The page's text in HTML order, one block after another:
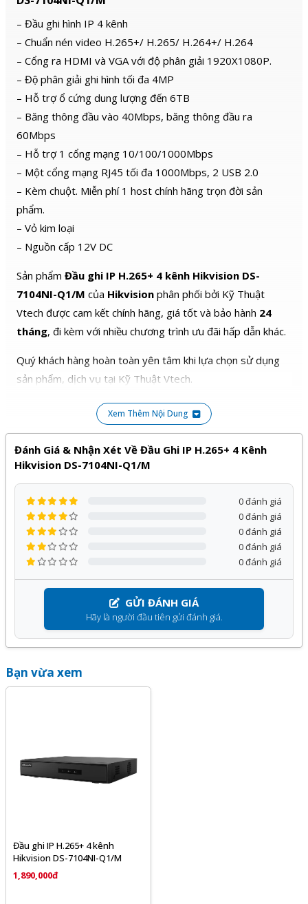
– Đầu ghi hình IP 4 kênh
– Chuẩn nén video H.265+/ H.265/ H.264+/ H.264
– Cổng ra HDMI và VGA với độ phân giải 1920X1080P.
– Độ phân giải ghi hình tối đa 4MP
– Hỗ trợ ổ cứng dung lượng đến 6TB
– Băng thông đầu vào 40Mbps, băng thông đầu ra
60Mbps
– Hỗ trợ 1 cổng mạng 10/100/1000Mbps
– Một cổng mạng RJ45 tối đa 1000Mbps, 2 USB 2.0
– Kèm chuột. Miễn phí 1 host chính hãng trọn đời sản
phẩm.
– Vỏ kim loại
– Nguồn cấp 12V DC
Sản phẩm Đầu ghi IP H.265+ 4 kênh Hikvision DS-
7104NI-Q1/M của Hikvision phân phối bởi Kỹ Thuật
Vtech được cam kết chính hãng, giá tốt và bảo hành 24
tháng, đi kèm với nhiều chương trình ưu đãi hấp dẫn khác.
Quý khách hàng hoàn toàn yên tâm khi lựa chọn sử dụng
sản phẩm, dịch vụ tại Kỹ Thuật Vtech.
Xem Thêm Nội Dung
Đánh Giá & Nhận Xét Về Đầu Ghi IP H.265+ 4 Kênh
Hikvision DS-7104NI-Q1/M
GỬI ĐÁNH GIÁ
Hãy là người đầu tiên gửi đánh giá.
0 đánh giá
0 đánh giá
0 đánh giá
0 đánh giá
0 đánh giá
Bạn vừa xem
Đầu ghi IP H.265+ 4 kênh
Hikvision DS-7104NI-Q1/M
1,890,000đ